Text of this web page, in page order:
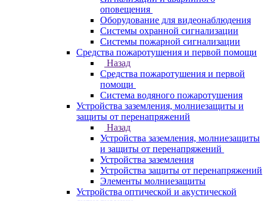
оповещения
Оборудование для видеонаблюдения
Системы охранной сигнализации
Системы пожарной сигнализации
Средства пожаротушения и первой помощи
Назад
Средства пожаротушения и первой
помощи
Система водяного пожаротушения
Устройства заземления, молниезащиты и
защиты от перенапряжений
Назад
Устройства заземления, молниезащиты
и защиты от перенапряжений
Устройства заземления
Устройства защиты от перенапряжений
Элементы молниезащиты
Устройства оптической и акустической